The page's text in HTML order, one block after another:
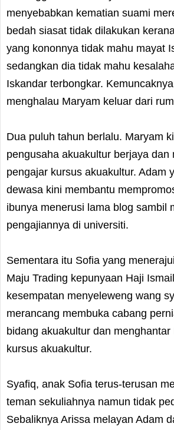
menyebabkan kematian suami
bedah siasat tidak dilakukan
yang kononnya tidak mahu mayat
sedangkan dia tidak mahu
Iskandar terbongkar.
menghalau Maryam keluar dari
Dua puluh tahun berlalu. Maryam
pengusaha akuakultur berjaya dan
pengajar kursus akuakultur. Adam
dewasa kini membantu
ibunya menerusi lama blog sambil
pengajiannya di universiti.
Sementara itu Sofia yang
Maju Trading kepunyaan Haji
kesempatan menyeleweng wang
merancang membuka cabang
bidang akuakultur dan menghantar
kursus akuakultur.
Syafiq, anak Sofia terus-terusan
teman sekuliahnya namun tidak
Sebaliknya Arissa melayan Adam